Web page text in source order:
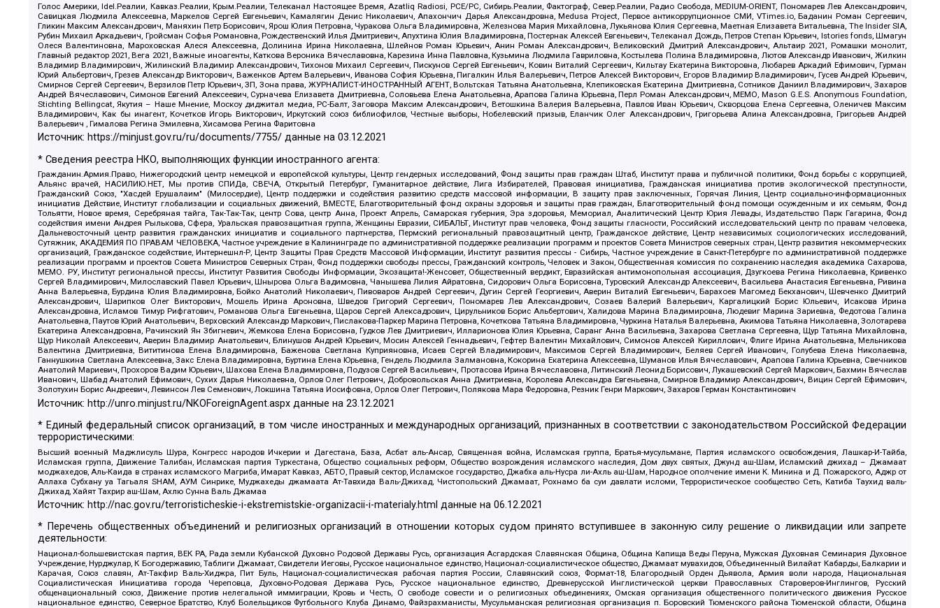
Голос Америки, Idel.Реалии, Кавказ.Реалии, Крым.Реалии, Телеканал Настоящее Время, Azatliq Radiosi, PCE/PC, Сибирь.Реалии, Фактограф, Север.Реалии, Радио Свобода, MEDIUM-ORIENT, Пономарев Лев Александрович,
Савицкая Людмила Алексеевна, Маркелов Сергей Евгеньевич, Камалягин Денис Николаевич, Апахончич Дарья Александровна, Medusa Project, Первое антикоррупционное СМИ, VTimes.io, Баданин Роман Сергеевич,
Гликин Максим Александрович, Маняхин Петр Борисович, Ярош Юлия Петровна, Чуракова Ольга Владимировна, Железнова Мария Михайловна, Лукьянова Юлия Сергеевна, Маетная Елизавета Витальевна, The Insider SIA,
Рубин Михаил Аркадьевич, Гройсман Софья Романовна, Рождественский Илья Дмитриевич, Апухтина Юлия Владимировна, Постернак Алексей Евгеньевич, Телеканал Дождь, Петров Степан Юрьевич, Istories fonds, Шмагун
Олеся Валентиновна, Мароховская Алеся Алексеевна, Долинина Ирина Николаевна, Шлейнов Роман Юрьевич, Анин Роман Александрович, Великовский Дмитрий Александрович, Альтаир 2021, Ромашки монолит,
Главный редактор 2021, Вега 2021, Важные иноагенты, Каткова Вероника Вячеславовна, Карезина Инна Павловна, Кузьмина Людмила Гавриловна, Костылева Полина Владимировна, Лютов Александр Иванович, Жилкин
Владимир Владимирович, Жилинский Владимир Александрович, Тихонов Михаил Сергеевич, Пискунов Сергей Евгеньевич, Ковин Виталий Сергеевич, Кильтау Екатерина Викторовна, Любарев Аркадий Ефимович, Гурман
Юрий Альбертович, Грезев Александр Викторович, Важенков Артем Валерьевич, Иванова София Юрьевна, Пигалкин Илья Валерьевич, Петров Алексей Викторович, Егоров Владимир Владимирович, Гусев Андрей Юрьевич,
Смирнов Сергей Сергеевич, Верзилов Петр Юрьевич, ЗП, Зона права, ЖУРНАЛИСТ-ИНОСТРАННЫЙ АГЕНТ, Вольтская Татьяна Анатольевна, Клепиковская Екатерина Дмитриевна, Сотников Даниил Владимирович, Захаров
Андрей Вячеславович, Симонов Евгений Алексеевич, Сурначева Елизавета Дмитриевна, Соловьева Елена Анатольевна, Арапова Галина Юрьевна, Перл Роман Александрович, МЕМО, Mason G.E.S. Anonymous Foundation,
Stichting Bellingcat, Якутия – Наше Мнение, Москоу диджитал медиа, РС-Балт, Заговора Максим Александрович, Ветошкина Валерия Валерьевна, Павлов Иван Юрьевич, Скворцова Елена Сергеевна, Оленичев Максим
Владимирович, Как бы инагент, Кочетков Игорь Викторович, Иркутский союз библиофилов, Честные выборы, Нобелевский призыв, Еланчик Олег Александрович, Григорьева Алина Александровна, Григорьев Андрей
Валерьевич , Гималова Регина Эмилевна, Хисамова Регина Фаритовна
Источник: https://minjust.gov.ru/ru/documents/7755/ данные на03.12.2021
* Сведения реестра НКО, выполняющих функции иностранного агента:
Гражданин.Армия.Право, Нижегородский центр немецкой и европейской культуры, Центр гендерных исследований, Фонд защиты прав граждан Штаб, Институт права и публичной политики, Фонд борьбы с коррупцией,
Альянс врачей, НАСИЛИЮ.НЕТ, Мы против СПИДа, СВЕЧА, Открытый Петербург, Гуманитарное действие, Лига Избирателей, Правовая инициатива, Гражданская инициатива против экологической преступности,
Гражданский Союз, "Хасдей Ерушалаим" (Милосердие), Центр поддержки и содействия развитию средств массовой информации, В защиту прав заключенных, Горячая Линия, Центр социально-информационных
инициатив Действие, Институт глобализации и социальных движений, ВМЕСТЕ, Благотворительный фонд охраны здоровья и защиты прав граждан, Благотворительный фонд помощи осужденным и их семьям, Фонд
Тольятти, Новое время, Серебряная тайга, Так-Так-Так, центр Сова, центр Анна, Проект Апрель, Самарская губерния, Эра здоровья, Мемориал, Аналитический Центр Юрия Левады, Издательство Парк Гагарина, Фонд
содействия имени Андрея Рылькова, Сфера, Уральская правозащитная группа, Женщины Евразии, СИБАЛЬТ, Институт прав человека, Фонд защиты гласности, Российский исследовательский центр по правам человека,
Дальневосточный центр развития гражданских инициатив и социального партнерства, Пермский региональный правозащитный центр, Гражданское действие, Центр независимых социологических исследований,
Сутяжник, АКАДЕМИЯ ПО ПРАВАМ ЧЕЛОВЕКА, Частное учреждение в Калининграде по административной поддержке реализации программ и проектов Совета Министров северных стран, Центр развития некоммерческих
организаций, Гражданское содействие, Интернешнл-Р, Центр Защиты Прав Средств Массовой Информации, Институт развития прессы - Сибирь, Частное учреждение в Санкт-Петербурге по административной поддержке
реализации программ и проектов Совета Министров Северных Стран, Фонд поддержки свободы прессы, Гражданский контроль, Человек и Закон, Общественная комиссия по сохранению наследия академика Сахарова,
МЕМО. РУ, Институт региональной прессы, Институт Развития Свободы Информации, Экозащита!-Женсовет, Общественный вердикт, Евразийская антимонопольная ассоциация, Дзугкоева Регина Николаевна, Кривенко
Сергей Владимирович, Милославский Павел Юрьевич, Шнырова Ольга Вадимовна, Чанышева Лилия Айратовна, Сидорович Ольга Борисовна, Туровский Александр Алексеевич, Васильева Анастасия Евгеньевна, Ривина
Анна Валерьевна, Бурдина Юлия Владимировна, Бойко Анатолий Николаевич, Пивоваров Андрей Сергеевич, Дугин Сергей Георгиевич, Аверин Виталий Евгеньевич, Барахоев Магомед Бекханович, Шевченко Дмитрий
Александрович, Шарипков Олег Викторович, Мошель Ирина Ароновна, Шведов Григорий Сергеевич, Пономарев Лев Александрович, Созаев Валерий Валерьевич, Каргалицкий Борис Юльевич, Исакова Ирина
Александровна, Исламов Тимур Рифгатович, Романова Ольга Евгеньевна, Щаров Сергей Алексадрович, Цирульников Борис Альбертович, Халидова Марина Владимировна, Людевиг Марина Зариевна, Федотова Галина
Анатольевна, Паутов Юрий Анатольевич, Верховский Александр Маркович, Пислакова-Паркер Марина Петровна, Кочеткова Татьяна Владимировна, Чуркина Наталья Валерьевна, Акимова Татьяна Николаевна, Золотарева
Екатерина Александровна, Рачинский Ян Збигневич, Жемкова Елена Борисовна, Гудков Лев Дмитриевич, Илларионова Юлия Юрьевна, Саранг Анна Васильевна, Захарова Светлана Сергеевна, Щур Татьяна Михайловна,
Щур Николай Алексеевич, Аверин Владимир Анатольевич, Блинушов Андрей Юрьевич, Мосин Алексей Геннадьевич, Гефтер Валентин Михайлович, Симонов Алексей Кириллович, Флиге Ирина Анатольевна, Мельникова
Валентина Дмитриевна, Вититинова Елена Владимировна, Баженова Светлана Куприяновна, Исаев Сергей Владимирович, Максимов Сергей Владимирович, Беляев Сергей Иванович, Голубева Елена Николаевна,
Ганнушкина Светлана Алексеевна, Закс Елена Владимировна, Буртина Елена Юрьевна, Гендель Людмила Залмановна, Кокорина Екатерина Алексеевна, Шуманов Илья Вячеславович, Арапова Галина Юрьевна, Свечников
Анатолий Мариевич, Прохоров Вадим Юрьевич, Шахова Елена Владимировна, Подузов Сергей Васильевич, Протасова Ирина Вячеславовна, Литинский Леонид Борисович, Лукашевский Сергей Маркович, Бахмин Вячеслав
Иванович, Шабад Анатолий Ефимович, Сухих Дарья Николаевна, Орлов Олег Петрович, Добровольская Анна Дмитриевна, Королева Александра Евгеньевна, Смирнов Владимир Александрович, Вицин Сергей Ефимович,
Золотухин Борис Андреевич, Левинсон Лев Семенович, Локшина Татьяна Иосифовна, Орлов Олег Петрович, Полякова Мара Федоровна, Резник Генри Маркович, Захаров Герман Константинович
Источник: http://unro.minjust.ru/NKOForeignAgent.aspx данные на23.12.2021
* Единый федеральный список организаций, в том числе иностранных и международных организаций, признанных в соответствии с законодательством Российской Федерации
террористическими:
Высший военный Маджлисуль Шура, Конгресс народов Ичкерии и Дагестана, База, Асбат аль-Ансар, Священная война, Исламская группа, Братья-мусульмане, Партия исламского освобождения, Лашкар-И-Тайба,
Исламская группа, Движение Талибан, Исламская партия Туркестана, Общество социальных реформ, Общество возрождения исламского наследия, Дом двух святых, Джунд аш-Шам, Исламский джихад – Джамаат
моджахедов, Аль-Каида в странах исламского Магриба, Имарат Кавказ, АБТО, Правый сектор, Исламское государство, Джабха аль-Нусра ли-Ахль аш-Шам, Народное ополчение имени К. Минина и Д. Пожарского, Аджр от
Аллаха Субхану уа Тагьаля SHAM, АУМ Синрике, Муджахеды джамаата Ат-Тавхида Валь-Джихад, Чистопольский Джамаат, Рохнамо ба суи давлати исломи, Террористическое сообщество Сеть, Катиба Таухид валь-
Джихад, Хайят Тахрир аш-Шам, Ахлю Сунна Валь Джамаа
Источник: http://nac.gov.ru/terroristicheskie-i-ekstremistskie-organizacii-i-materialy.html данные на06.12.2021
* Перечень общественных объединений и религиозных организаций в отношении которых судом принято вступившее в законную силу решение о ликвидации или запрете
деятельности:
Национал-большевистская партия, ВЕК РА, Рада земли Кубанской Духовно Родовой Державы Русь, организация Асгардская Славянская Община, Община Капища Веды Перуна, Мужская Духовная Семинария Духовное
Учреждение, Нурджулар, К Богодержавию, Таблиги Джамаат, Свидетели Иеговы, Русское национальное единство, Национал-социалистическое общество, Джамаат мувахидов, Объединенный Вилайат Кабарды, Балкарии и
Карачая, Союз славян, Ат-Такфир Валь-Хиджра, Пит Буль, Национал-социалистическая рабочая партия России, Славянский союз, Формат-18, Благородный Орден Дьявола, Армия воли народа, Национальная
Социалистическая Инициатива города Череповца, Духовно-Родовая Держава Русь, Русское национальное единство, Древнерусской Инглистической церкви Православных Староверов-Инглингов, Русский
общенациональный союз, Движение против нелегальной иммиграции, Кровь и Честь, О свободе совести и о религиозных объединениях, Омская организация общественного политического движения Русское
национальное единство, Северное Братство, Клуб Болельщиков Футбольного Клуба Динамо, Файзрахманисты, Мусульманская религиозная организация п. Боровский Тюменского района Тюменской области, Община